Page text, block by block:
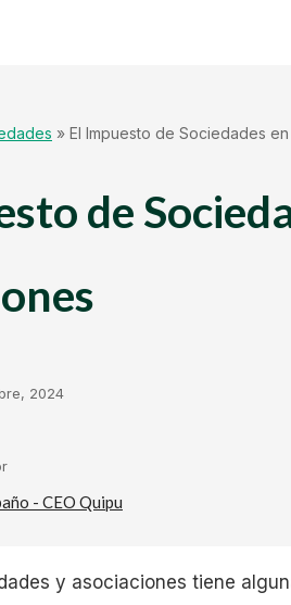
» El Impuesto de Sociedades
de
2024
- CEO Quipu
y asociaciones tiene